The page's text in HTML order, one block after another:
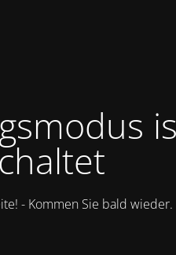
- Kommen Sie bald wieder.